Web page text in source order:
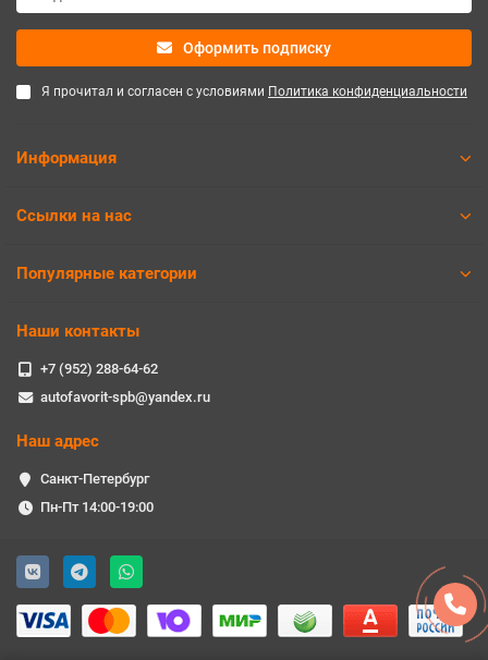
Оформить подписку
Я прочитал и согласен с условиями Политика конфиденциальности
Информация
Ссылки на нас
Популярные категории
Наши контакты
+7 (952) 288-64-62
autofavorit-spb@yandex.ru
Наш адрес
Санкт-Петербург
Пн-Пт 14:00-19:00